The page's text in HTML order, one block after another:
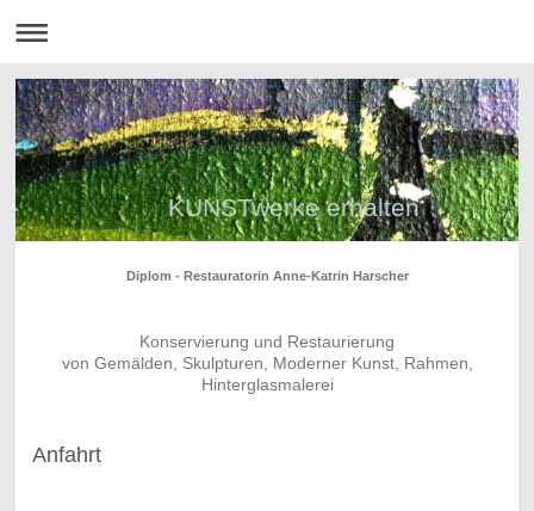
KUNSTwerke erhalten
Diplom - Restauratorin Anne-Katrin Harscher
Konservierung und Restaurierung
von Gemälden, Skulpturen, Moderner Kunst, Rahmen,
Hinterglasmalerei
Anfahrt